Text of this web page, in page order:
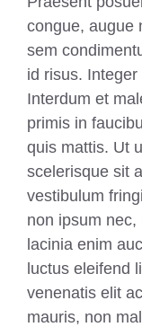
congue, augue
sem
id risus.
Interdum et
primis in
quis mattis. Ut
scelerisque sit
vestibulum
non ipsum
lacinia enim
luctus eleifend
venenatis elit
mauris, non